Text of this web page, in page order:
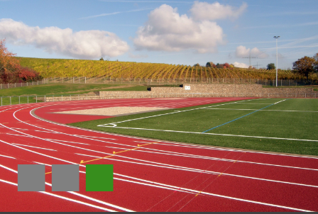
■■■